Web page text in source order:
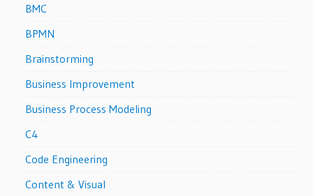
BMC
BPMN
Brainstorming
Business Improvement
Business Process Modeling
C4
Code Engineering
Content & Visual